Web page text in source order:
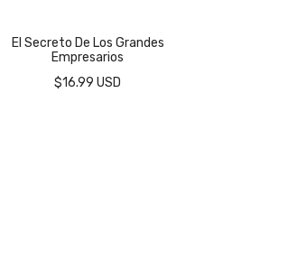
El Secreto De Los Grandes
Empresarios
$16.99 USD